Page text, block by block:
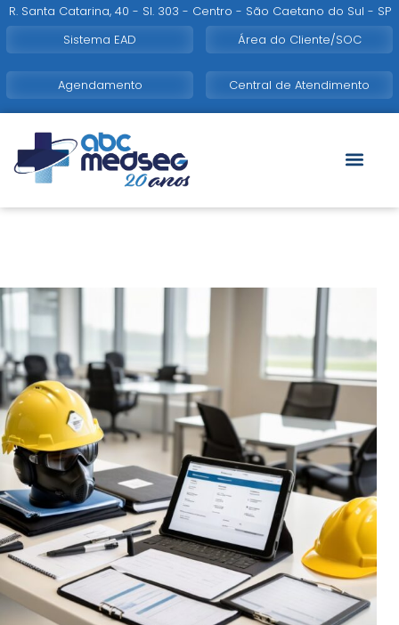
R. Santa Catarina, 40 - Sl. 303 - Centro - São Caetano do Sul - SP
Sistema EAD
Área do Cliente/SOC
Agendamento Central de Atendimento